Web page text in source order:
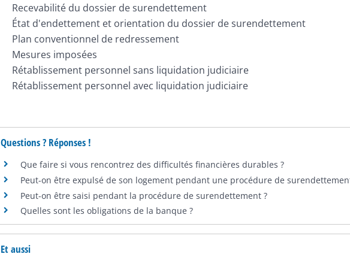
Recevabilité du dossier de surendettement
État d'endettement et orientation du dossier de surendettement
Plan conventionnel de redressement
Mesures imposées
Rétablissement personnel sans liquidation judiciaire
Rétablissement personnel avec liquidation judiciaire
Questions ? Réponses !
Que faire si vous rencontrez des difficultés financières durables ?
Peut-on être expulsé de son logement pendant une procédure de
Peut-on être saisi pendant la procédure de surendettement ?
Quelles sont les obligations de la banque ?
Et aussi